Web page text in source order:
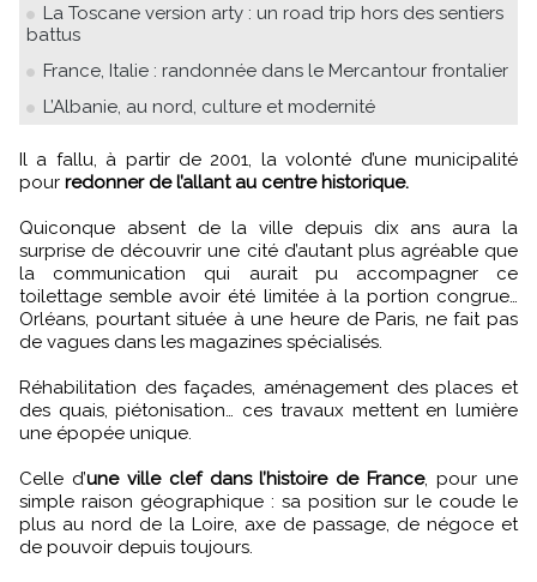
La Toscane version arty : un road trip hors des sentiers
battus
France, Italie : randonnée dans le Mercantour frontalier
L’Albanie, au nord, culture et modernité
Il a fallu, à partir de 2001, la volonté d’une municipalité
pour redonner de l’allant au centre historique.
Quiconque absent de la ville depuis dix ans aura la
surprise de découvrir une cité d’autant plus agréable que
la communication qui aurait pu accompagner ce
toilettage semble avoir été limitée à la portion congrue…
Orléans, pourtant située à une heure de Paris, ne fait pas
de vagues dans les magazines spécialisés.
Réhabilitation des façades, aménagement des places et
des quais, piétonisation… ces travaux mettent en lumière
une épopée unique.
Celle d’une ville clef dans l’histoire de France, pour une
simple raison géographique : sa position sur le coude le
plus au nord de la Loire, axe de passage, de négoce et
de pouvoir depuis toujours.